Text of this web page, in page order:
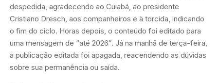
despedida, agradecendo ao Cuiabá, ao presidente
Cristiano Dresch, aos companheiros e à torcida, indicando
o fim do ciclo. Horas depois, o conteúdo foi editado para
uma mensagem de “até 2026”. Já na manhã de terça-feira,
a publicação editada foi apagada, reacendendo as dúvidas
sobre sua permanência ou saída.